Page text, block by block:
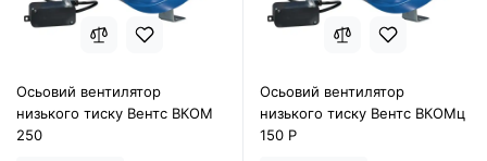
Осьовий вентилятор
низького тиску Вентс ВКОМ
250
Осьовий вентилятор
низького тиску Вентс ВКОМц
150 Р